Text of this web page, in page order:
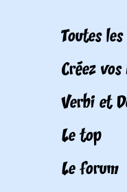
Toutes les
Créez
Verbi et
Le top
Le forum